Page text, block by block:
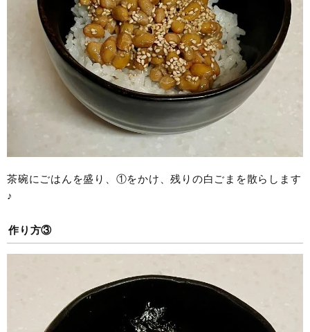
茶碗にごはんを盛り、①をかけ、残りの白ごまを散らします
♪
作り方③